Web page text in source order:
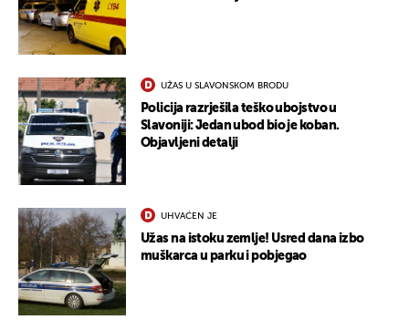
UŽAS U SLAVONSKOM BRODU
Policija razrješila teško ubojstvo u
Slavoniji: Jedan ubod bio je koban.
Objavljeni detalji
UHVAĆEN JE
Užas na istoku zemlje! Usred dana izbo
muškarca u parku i pobjegao